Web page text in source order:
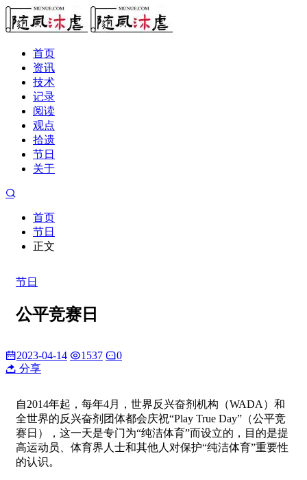
首页
资讯
技术
记录
阅读
观点
拾遗
节日
关于
首页
节日
正文
节日
公平竞赛日
2023-04-14 1537
0
分享
自2014年起，每年4月，世界反兴奋剂机构（WADA）和
全世界的反兴奋剂团体都会庆祝“Play True Day”（公平竞
赛日），这一天是专门为“纯洁体育”而设立的，目的是提
高运动员、体育界人士和其他人对保护“纯洁体育”重要性
的认识。